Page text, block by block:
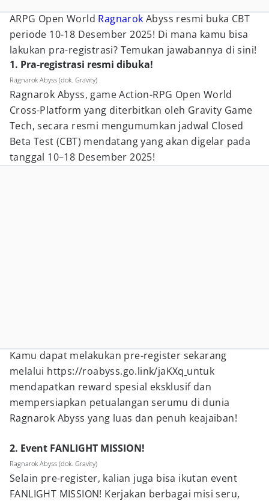
ARPG Open World Ragnarok Abyss resmi buka CBT
periode 10-18 Desember 2025! Di mana kamu bisa
lakukan pra-registrasi? Temukan jawabannya di sini!
1. Pra-registrasi resmi dibuka!
Ragnarok Abyss (dok. Gravity)
Ragnarok Abyss, game Action-RPG Open World
Cross-Platform yang diterbitkan oleh Gravity Game
Tech, secara resmi mengumumkan jadwal Closed
Beta Test (CBT) mendatang yang akan digelar pada
tanggal 10–18 Desember 2025!
Kamu dapat melakukan pre-register sekarang
melalui https://roabyss.go.link/jaKXq untuk
mendapatkan reward spesial eksklusif dan
mempersiapkan petualangan serumu di dunia
Ragnarok Abyss yang luas dan penuh keajaiban!
2. Event FANLIGHT MISSION!
Ragnarok Abyss (dok. Gravity)
Selain pre-register, kalian juga bisa ikutan event
FANLIGHT MISSION! Kerjakan berbagai misi seru,